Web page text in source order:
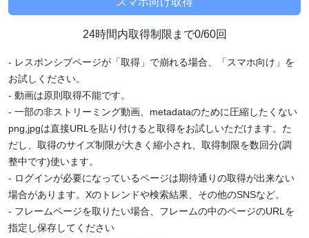
24時間内取得制限まで0/60回
- レスポンシブページが「取得」で崩れる場合、「スマホ向け」を
お試しください。
- 動画は原則取得不能です。
- 一部の非ストリーミング動画、metadataのために圧縮したくない
png,jpgは直接URLを貼り付けると取得をお試しいただけます。た
だし、取得のサイズ制限が大きく縮小され、取得制限を数回分(調
整中です)使います。
- ログインが必要になっているページは期待通りの取得が出来ない
場合があります。Xのトレンドや検索結果、その他のSNSなど。
- フレームページを取りたい場合、フレームの中のページのURLを
指定し保存してください